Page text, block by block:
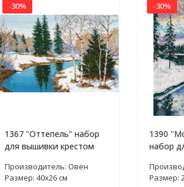
-30%
1367 "Оттепель" набор
для вышивки крестом
Производитель: Овен
Размер: 40х26 см
-30%
1390
набор
Размер: